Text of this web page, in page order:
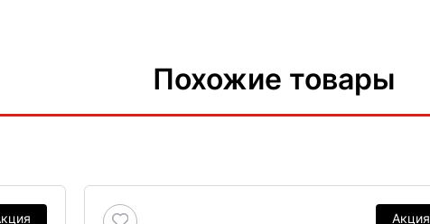
Похожие товары
Акция